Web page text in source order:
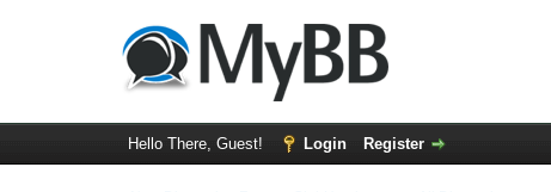
Hello There, Guest! Login Register